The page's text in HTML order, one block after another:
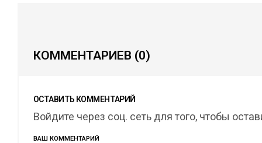
КОММЕНТАРИЕВ (0)
ОСТАВИТЬ КОММЕНТАРИЙ
Войдите через соц. сеть для того, чтобы
ВАШ КОММЕНТАРИЙ